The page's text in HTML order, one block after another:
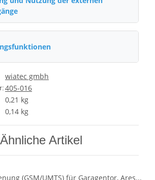
wiatec gmbh
405-016
0,21 kg
0,14 kg
Ähnliche Artikel